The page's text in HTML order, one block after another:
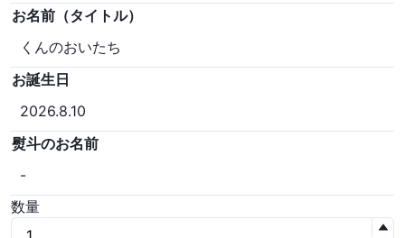
お名前（タイトル）
くんのおいたち
お誕生日
2026.8.10
熨斗のお名前
-
数量